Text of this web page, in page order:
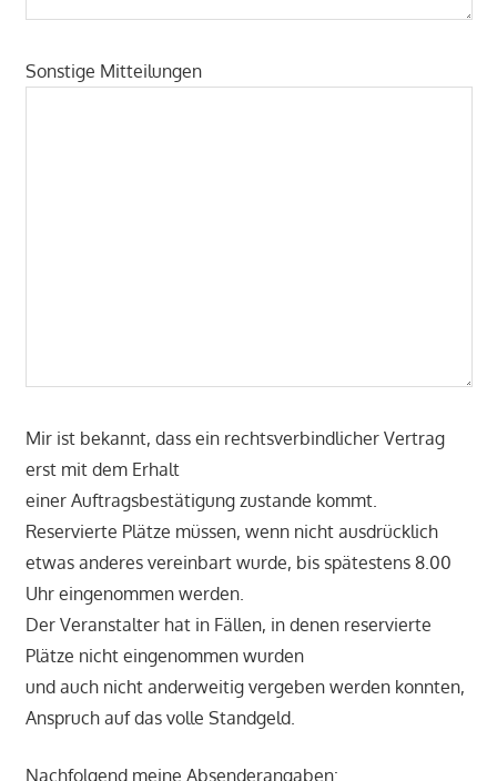
Sonstige Mitteilungen
Mir ist bekannt, dass ein rechtsverbindlicher Vertrag
erst mit dem Erhalt
einer Auftragsbestätigung zustande kommt.
Reservierte Plätze müssen, wenn nicht ausdrücklich
etwas anderes vereinbart wurde, bis spätestens 8.00
Uhr eingenommen werden.
Der Veranstalter hat in Fällen, in denen reservierte
Plätze nicht eingenommen wurden
und auch nicht anderweitig vergeben werden konnten,
Anspruch auf das volle Standgeld.
Nachfolgend meine Absenderangaben: